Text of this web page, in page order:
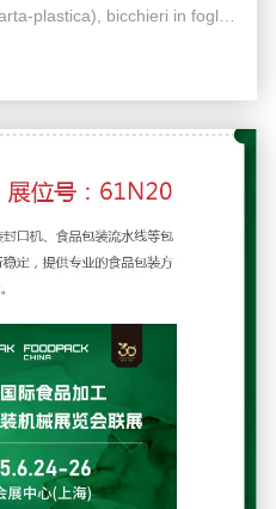
plastica), bicchieri in foglio